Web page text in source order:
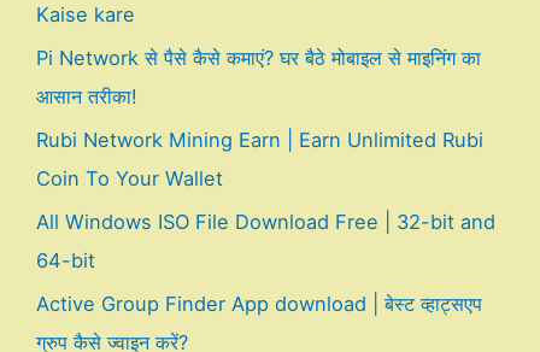
Kaise kare
Pi Network से पैसे कैसे कमाएं? घर बैठे मोबाइल से माइनिंग का
आसान तरीका!
Rubi Network Mining Earn | Earn Unlimited Rubi
Coin To Your Wallet
All Windows ISO File Download Free | 32-bit and
64-bit
Active Group Finder App download | बेस्ट व्हाट्सएप
ग्रुप कैसे ज्वाइन करें?